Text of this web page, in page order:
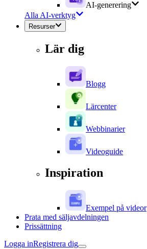
AI-generering
Alla AI-verktyg
Resurser
Lär dig
Blogg
Lärcenter
Webbinarier
Videoguide
Inspiration
Exempel på videor
Prata med säljavdelningen
Prissättning
Logga inRegistrera dig